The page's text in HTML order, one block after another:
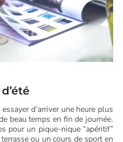
d’arriver une heure plus
beau temps en fin de journée.
pour un pique-nique “apéritif”
ou un cours de sport en